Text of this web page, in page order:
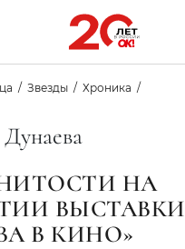
Звезды Хроника
НА
ВЫСТАВКИ
В КИНО»